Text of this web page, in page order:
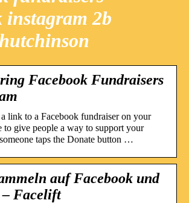
instagram 2b
Facebook Fundraisers
link to a Facebook fundraiser on your
to give people a way to support your
taps the Donate button …
auf Facebook und
– Facelift